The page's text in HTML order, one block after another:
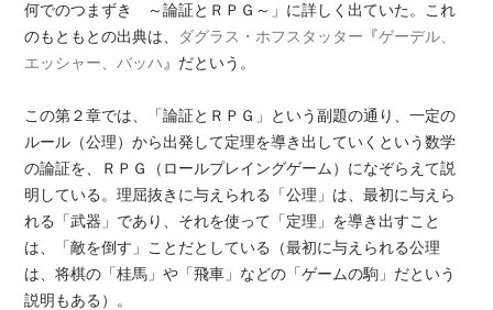
何でのつまずき ～論証とＲＰＧ～」に詳しく出ていた。これ
のもともとの出典は、 ダグラス・ホフスタッター 『ゲーデル、
エッシャー、バッハ 』だという。
この第２章では、「論証とＲＰＧ」という副題の通り、一定の
ルール（公理）から出発して定理を導き出していくという数学
の論証を、ＲＰＧ（ロールプレイングゲーム）になぞらえて説
明している。理屈抜きに与えられる「公理」は、最初に与えら
れる「武器」であり、それを使って「定理」を導き出すこと
は、「敵を倒す」ことだとしている（最初に与えられる公理
は、将棋の「桂馬」や「飛車」などの「ゲームの駒」だという
説明もある）。